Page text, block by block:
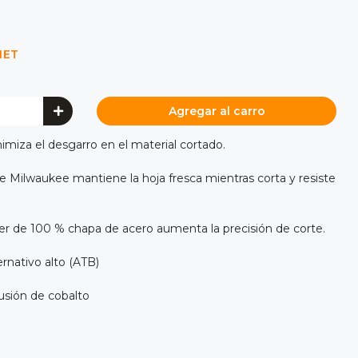
Agregar al carro
el desgarro en el material cortado.
Milwaukee mantiene la hoja fresca mientras corta y resiste
de 100 % chapa de acero aumenta la precisión de corte.
alto (ATB)
de cobalto